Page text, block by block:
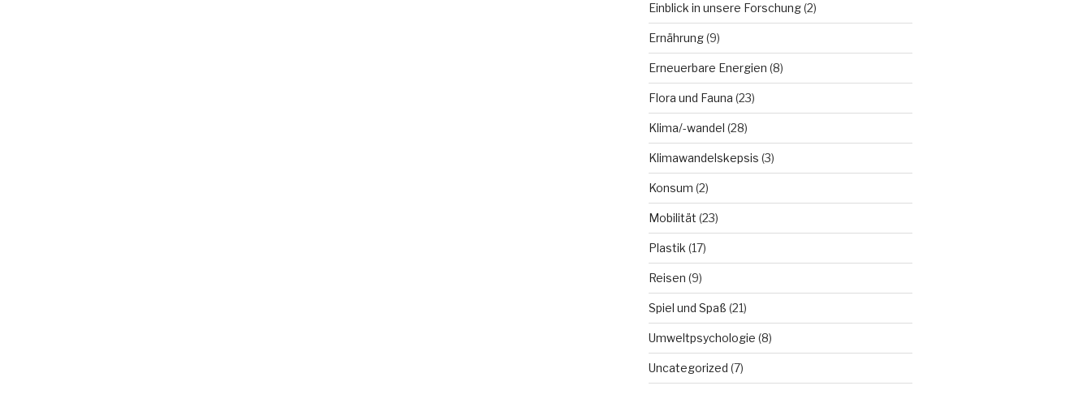
Einblick in unsere Forschung(2)
Ernährung(9)
Erneuerbare Energien (8)
Flora und Fauna (23)
Klima/-wandel (28)
Klimawandelskepsis (3)
Konsum (2)
Mobilität (23)
Plastik (17)
Reisen (9)
Spiel und Spaß (21)
Umweltpsychologie (8)
Uncategorized (7)